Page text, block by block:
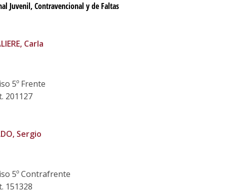
Juvenil, Contravencional y de Faltas
Carla
5º Frente
201127
Sergio
5º Contrafrente
151328